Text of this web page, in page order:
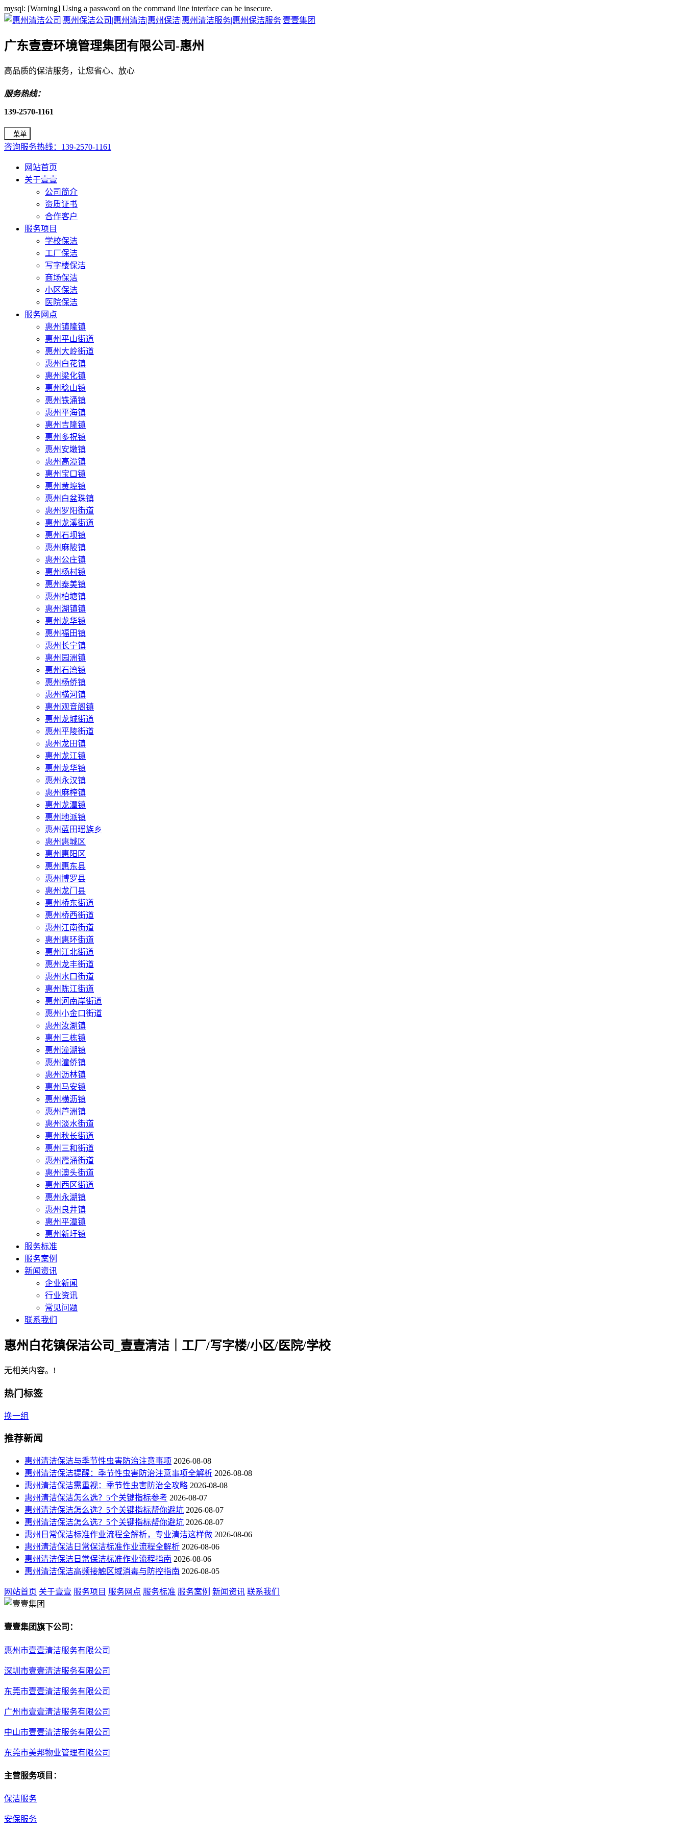
mysql: [Warning] Using a password on the command line interface can be insecure.
广东壹壹环境管理集团有限公司-惠州
高品质的保洁服务，让您省心、放心
服务热线：
139-2570-1161
菜单
咨询服务热线：139-2570-1161
网站首页
关于壹壹
公司简介
资质证书
合作客户
服务项目
学校保洁
工厂保洁
写字楼保洁
商场保洁
小区保洁
医院保洁
服务网点
惠州镇隆镇
惠州平山街道
惠州大岭街道
惠州白花镇
惠州梁化镇
惠州稔山镇
惠州铁涌镇
惠州平海镇
惠州吉隆镇
惠州多祝镇
惠州安墩镇
惠州高潭镇
惠州宝口镇
惠州黄埠镇
惠州白盆珠镇
惠州罗阳街道
惠州龙溪街道
惠州石坝镇
惠州麻陂镇
惠州公庄镇
惠州杨村镇
惠州泰美镇
惠州柏塘镇
惠州湖镇镇
惠州龙华镇
惠州福田镇
惠州长宁镇
惠州园洲镇
惠州石湾镇
惠州杨侨镇
惠州横河镇
惠州观音阁镇
惠州龙城街道
惠州平陵街道
惠州龙田镇
惠州龙江镇
惠州龙华镇
惠州永汉镇
惠州麻榨镇
惠州龙潭镇
惠州地派镇
惠州蓝田瑶族乡
惠州惠城区
惠州惠阳区
惠州惠东县
惠州‌博罗县
惠州‌龙门县
惠州桥东街道
惠州桥西街道
惠州江南街道
惠州惠环街道
惠州江北街道
惠州龙丰街道
惠州水口街道
惠州陈江街道
惠州河南岸街道
惠州小金口街道
惠州汝湖镇
惠州三栋镇
惠州潼湖镇
惠州潼侨镇
惠州沥林镇
惠州马安镇
惠州横沥镇
惠州芦洲镇
惠州淡水街道
惠州秋长街道
惠州三和街道
惠州霞涌街道
惠州澳头街道
惠州西区街道
惠州永湖镇
惠州良井镇
惠州平潭镇
惠州新圩镇
服务标准
服务案例
新闻资讯
企业新闻
行业资讯
常见问题
联系我们
惠州白花镇保洁公司_壹壹清洁｜工厂/写字楼/小区/医院/学校
无相关内容。!
热门标签
换一组
推荐新闻
惠州清洁保洁与季节性虫害防治注意事项 2026-08-08
惠州清洁保洁提醒：季节性虫害防治注意事项全解析 2026-08-08
惠州清洁保洁需重视：季节性虫害防治全攻略 2026-08-08
惠州清洁保洁怎么选？5个关键指标参考 2026-08-07
惠州清洁保洁怎么选？5个关键指标帮你避坑 2026-08-07
惠州清洁保洁怎么选？5个关键指标帮你避坑 2026-08-07
惠州日常保洁标准作业流程全解析，专业清洁这样做 2026-08-06
惠州清洁保洁日常保洁标准作业流程全解析 2026-08-06
惠州清洁保洁日常保洁标准作业流程指南 2026-08-06
惠州清洁保洁高频接触区域消毒与防控指南 2026-08-05
网站首页 关于壹壹 服务项目 服务网点 服务标准 服务案例 新闻资讯 联系我们
壹壹集团旗下公司：
惠州市壹壹清洁服务有限公司
深圳市壹壹清洁服务有限公司
东莞市壹壹清洁服务有限公司
广州市壹壹清洁服务有限公司
中山市壹壹清洁服务有限公司
东莞市美邦物业管理有限公司
主营服务项目：
保洁服务
安保服务